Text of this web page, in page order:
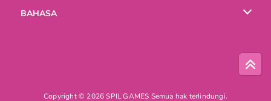
BAHASA
Copyright © 2026 SPIL GAMES Semua hak terlindungi.